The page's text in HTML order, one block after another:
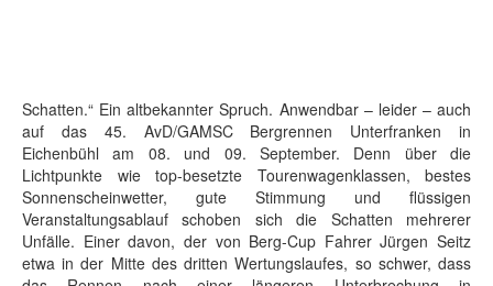
Schatten.“ Ein altbekannter Spruch. Anwendbar – leider – auch
auf das 45. AvD/GAMSC Bergrennen Unterfranken in
Eichenbühl am 08. und 09. September. Denn über die
Lichtpunkte wie top-besetzte Tourenwagenklassen, bestes
Sonnenscheinwetter, gute Stimmung und flüssigen
Veranstaltungsablauf schoben sich die Schatten mehrerer
Unfälle. Einer davon, der von Berg-Cup Fahrer Jürgen Seitz
etwa in der Mitte des dritten Wertungslaufes, so schwer, dass